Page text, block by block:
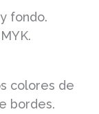
fondo.
colores de
bordes.